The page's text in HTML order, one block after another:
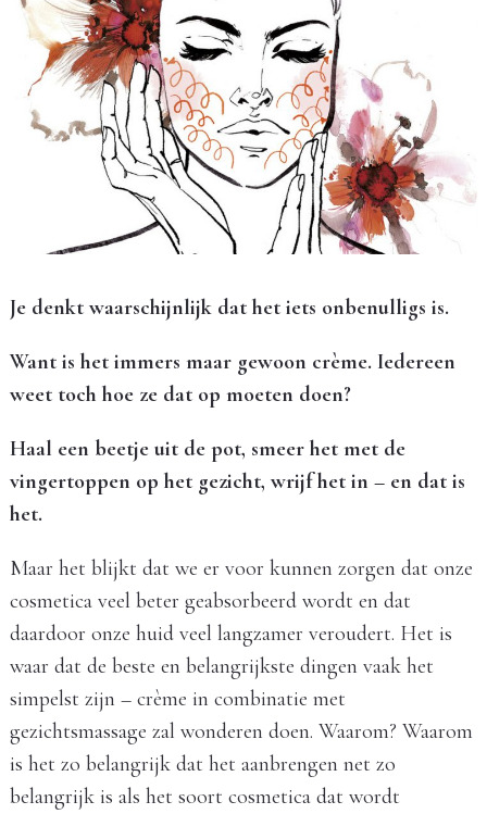
Je denkt waarschijnlijk dat het iets onbenulligs is.
Want is het immers maar gewoon crème. Iedereen
weet toch hoe ze dat op moeten doen?
Haal een beetje uit de pot, smeer het met de
vingertoppen op het gezicht, wrijf het in – en dat is
het.
Maar het blijkt dat we er voor kunnen zorgen dat onze
cosmetica veel beter geabsorbeerd wordt en dat
daardoor onze huid veel langzamer veroudert. Het is
waar dat de beste en belangrijkste dingen vaak het
simpelst zijn – crème in combinatie met
gezichtsmassage zal wonderen doen. Waarom? Waarom
is het zo belangrijk dat het aanbrengen net zo
belangrijk is als het soort cosmetica dat wordt